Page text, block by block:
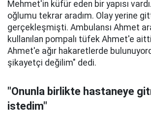
Mehmet'in küfür eden bir yapısı
oğlumu tekrar aradım. Olay yerine
gerçekleşmişti. Ambulansı Ahmet
kullanılan pompalı tüfek Ahmet'e
Ahmet'e ağır hakaretlerde
şikayetçi değilim" dedi.
"Onunla birlikte hastaneye
istedim"